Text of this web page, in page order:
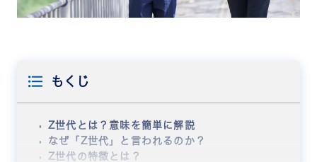
もくじ
Z世代とは？意味を簡単に解説
なぜ「Z世代」と言われるのか？
Z世代の特徴とは？